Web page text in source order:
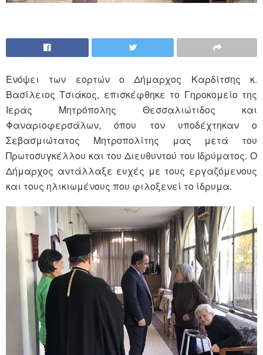
Ενόψει των εορτών ο Δήμαρχος Καρδίτσης κ.
Βασίλειος Τσιάκος, επισκέφθηκε το Γηροκομείο της
Ιεράς Μητρόπολης Θεσσαλιώτιδος και
Φαναριοφερσάλων, όπου τον υποδέχτηκαν ο
Σεβασμιώτατος Μητροπολίτης μας μετά του
Πρωτοσυγκέλλου και του Διευθυντού του Ιδρύματος. Ο
Δήμαρχος αντάλλαξε ευχές με τους εργαζόμενους
και τους ηλικιωμένους που φιλοξενεί το ίδρυμα.